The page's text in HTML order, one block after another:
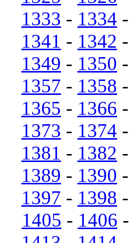
1333 - 1334 -
1341 - 1342 -
1349 - 1350 -
1357 - 1358 -
1365 - 1366 -
1373 - 1374 -
1381 - 1382 -
1389 - 1390 -
1397 - 1398 -
1405 - 1406 -